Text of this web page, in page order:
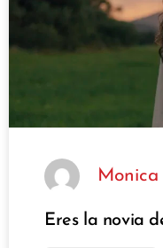
Eres la novia